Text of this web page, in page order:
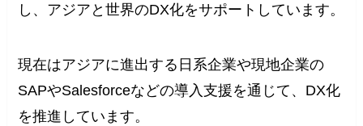
し、アジアと世界のDX化をサポートしています。
現在はアジアに進出する日系企業や現地企業の
SAPやSalesforceなどの導入支援を通じて、DX化
を推進しています。